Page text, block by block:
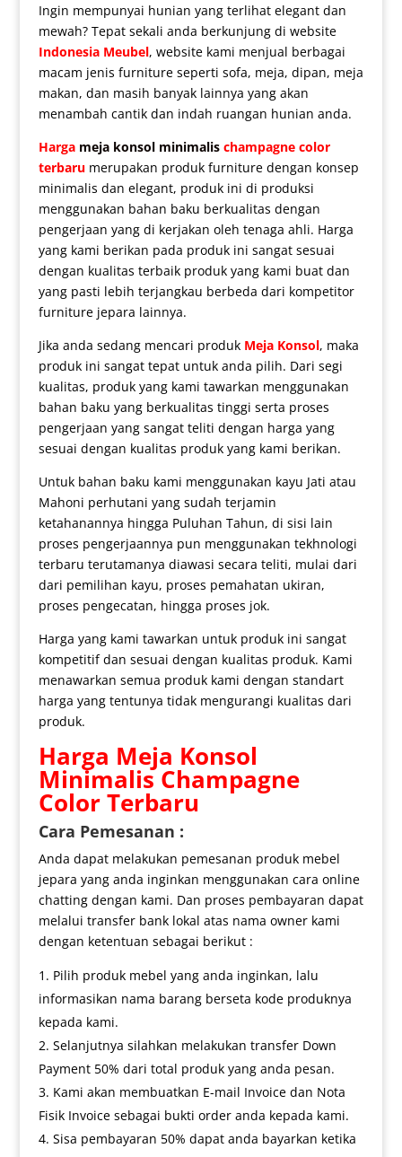
Ingin mempunyai hunian yang terlihat elegant dan
mewah? Tepat sekali anda berkunjung di website
Indonesia Meubel, website kami menjual berbagai
macam jenis furniture seperti sofa, meja, dipan, meja
makan, dan masih banyak lainnya yang akan
menambah cantik dan indah ruangan hunian anda.
Harga meja konsol minimalischampagne color
terbarumerupakan produk furniture dengan konsep
minimalis dan elegant, produk ini di produksi
menggunakan bahan baku berkualitas dengan
pengerjaan yang di kerjakan oleh tenaga ahli. Harga
yang kami berikan pada produk ini sangat sesuai
dengan kualitas terbaik produk yang kami buat dan
yang pasti lebih terjangkau berbeda dari kompetitor
furniture jepara lainnya.
Jika anda sedang mencari produk Meja Konsol, maka
produk ini sangat tepat untuk anda pilih. Dari segi
kualitas, produk yang kami tawarkan menggunakan
bahan baku yang berkualitas tinggi serta proses
pengerjaan yang sangat teliti dengan harga yang
sesuai dengan kualitas produk yang kami berikan.
Untuk bahan baku kami menggunakan kayu Jati atau
Mahoni perhutani yang sudah terjamin
ketahanannya hingga Puluhan Tahun, di sisi lain
proses pengerjaannya pun menggunakan tekhnologi
terbaru terutamanya diawasi secara teliti, mulai dari
dari pemilihan kayu, proses pemahatan ukiran,
proses pengecatan, hingga proses jok.
Harga yang kami tawarkan untuk produk ini sangat
kompetitif dan sesuai dengan kualitas produk. Kami
menawarkan semua produk kami dengan standart
harga yang tentunya tidak mengurangi kualitas dari
produk.
Harga Meja Konsol
MinimalisChampagne
Color Terbaru
Cara Pemesanan :
Anda dapat melakukan pemesanan produk mebel
jepara yang anda inginkan menggunakan cara online
chatting dengan kami. Dan proses pembayaran dapat
melalui transfer bank lokal atas nama owner kami
dengan ketentuan sebagai berikut :
Pilih produk mebel yang anda inginkan, lalu
informasikan nama barang berseta kode produknya
kepada kami.
Selanjutnya silahkan melakukan transfer Down
Payment 50% dari total produk yang anda pesan.
Kami akan membuatkan E-mail Invoice dan Nota
Fisik Invoice sebagai bukti order anda kepada kami.
Sisa pembayaran 50% dapat anda bayarkan ketika